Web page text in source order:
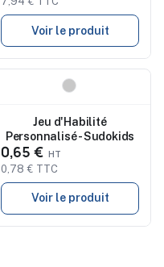
Voir le produit
Jeu d'Habilité
Personnalisé - Sudokids
0,65 €
0,78 € TTC
Voir le produit